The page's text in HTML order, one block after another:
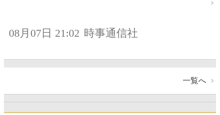
08月07日 21:02 時事通信社
一覧へ